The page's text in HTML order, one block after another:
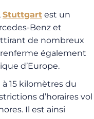
Stuttgart est un
Benz et
de nombreux
renferme également
d’Europe.
15 kilomètres du
d’horaires vol
Il est ainsi